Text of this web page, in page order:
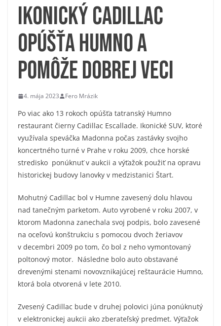
Ikonický Cadillac
opúšťa Humno a
pomôže dobrej veci
4. mája 2023 Fero Mrázik
Po viac ako 13 rokoch opúšťa tatranský Humno
restaurant čierny Cadillac Escallade. Ikonické SUV, ktoré
využívala speváčka Madonna počas zastávky svojho
koncertného turné v Prahe v roku 2009, chce horské
stredisko ponúknuť v aukcii a výťažok použiť na opravu
historickej budovy lanovky v medzistanici Štart.
Mohutný Cadillac bol v Humne zavesený dolu hlavou
nad tanečným parketom. Auto vyrobené v roku 2007, v
ktorom Madonna zanechala svoj podpis, bolo zavesené
na oceľovú konštrukciu s pomocou dvoch žeriavov
v decembri 2009 po tom, čo bol z neho vymontovaný
poltonový motor. Následne bolo auto obstavané
drevenými stenami novovznikajúcej reštaurácie Humno,
ktorá bola otvorená v lete 2010.
Zvesený Cadillac bude v druhej polovici júna ponúknutý
v elektronickej aukcii ako zberateľský predmet. Výťažok